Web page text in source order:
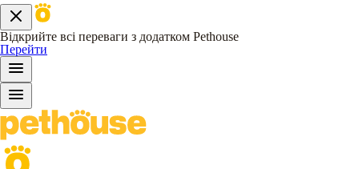
Відкрийте всі переваги з додатком Pethouse
Перейти